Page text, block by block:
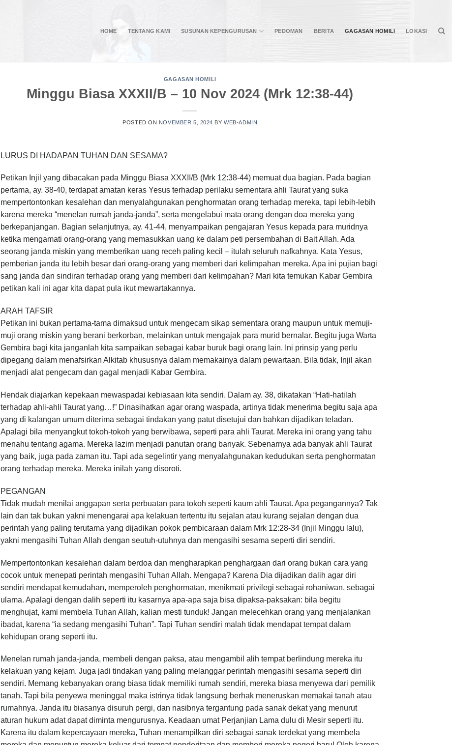
HOME TENTANG KAMI SUSUNAN KEPENGURUSAN PEDOMAN BERITA GAGASAN HOMILI LOKASI
GAGASAN HOMILI
Minggu Biasa XXXII/B – 10 Nov 2024 (Mrk 12:38-44)
POSTED ON NOVEMBER 5, 2024 BYWEB-ADMIN
LURUS DI HADAPAN TUHAN DAN SESAMA?
Petikan Injil yang dibacakan pada Minggu Biasa XXXII/B (Mrk 12:38-44) memuat dua bagian. Pada bagian
pertama, ay. 38-40, terdapat amatan keras Yesus terhadap perilaku sementara ahli Taurat yang suka
mempertontonkan kesalehan dan menyalahgunakan penghormatan orang terhadap mereka, tapi lebih-lebih
karena mereka “menelan rumah janda-janda”, serta mengelabui mata orang dengan doa mereka yang
berkepanjangan. Bagian selanjutnya, ay. 41-44, menyampaikan pengajaran Yesus kepada para muridnya
ketika mengamati orang-orang yang memasukkan uang ke dalam peti persembahan di Bait Allah. Ada
seorang janda miskin yang memberikan uang receh paling kecil – itulah seluruh nafkahnya. Kata Yesus,
pemberian janda itu lebih besar dari orang-orang yang memberi dari kelimpahan mereka. Apa ini pujian bagi
sang janda dan sindiran terhadap orang yang memberi dari kelimpahan? Mari kita temukan Kabar Gembira
petikan kali ini agar kita dapat pula ikut mewartakannya.
ARAH TAFSIR
Petikan ini bukan pertama-tama dimaksud untuk mengecam sikap sementara orang maupun untuk memuji-
muji orang miskin yang berani berkorban, melainkan untuk mengajak para murid bernalar. Begitu juga Warta
Gembira bagi kita janganlah kita sampaikan sebagai kabar buruk bagi orang lain. Ini prinsip yang perlu
dipegang dalam menafsirkan Alkitab khususnya dalam memakainya dalam pewartaan. Bila tidak, Injil akan
menjadi alat pengecam dan gagal menjadi Kabar Gembira.
Hendak diajarkan kepekaan mewaspadai kebiasaan kita sendiri. Dalam ay. 38, dikatakan “Hati-hatilah
terhadap ahli-ahli Taurat yang…!” Dinasihatkan agar orang waspada, artinya tidak menerima begitu saja apa
yang di kalangan umum diterima sebagai tindakan yang patut disetujui dan bahkan dijadikan teladan.
Apalagi bila menyangkut tokoh-tokoh yang berwibawa, seperti para ahli Taurat. Mereka ini orang yang tahu
menahu tentang agama. Mereka lazim menjadi panutan orang banyak. Sebenarnya ada banyak ahli Taurat
yang baik, juga pada zaman itu. Tapi ada segelintir yang menyalahgunakan kedudukan serta penghormatan
orang terhadap mereka. Mereka inilah yang disoroti.
PEGANGAN
Tidak mudah menilai anggapan serta perbuatan para tokoh seperti kaum ahli Taurat. Apa pegangannya? Tak
lain dan tak bukan yakni menengarai apa kelakuan tertentu itu sejalan atau kurang sejalan dengan dua
perintah yang paling terutama yang dijadikan pokok pembicaraan dalam Mrk 12:28-34 (Injil Minggu lalu),
yakni mengasihi Tuhan Allah dengan seutuh-utuhnya dan mengasihi sesama seperti diri sendiri.
Mempertontonkan kesalehan dalam berdoa dan mengharapkan penghargaan dari orang bukan cara yang
cocok untuk menepati perintah mengasihi Tuhan Allah. Mengapa? Karena Dia dijadikan dalih agar diri
sendiri mendapat kemudahan, memperoleh penghormatan, menikmati privilegi sebagai rohaniwan, sebagai
ulama. Apalagi dengan dalih seperti itu kasarnya apa-apa saja bisa dipaksa-paksakan: bila begitu
menghujat, kami membela Tuhan Allah, kalian mesti tunduk! Jangan melecehkan orang yang menjalankan
ibadat, karena “ia sedang mengasihi Tuhan”. Tapi Tuhan sendiri malah tidak mendapat tempat dalam
kehidupan orang seperti itu.
Menelan rumah janda-janda, membeli dengan paksa, atau mengambil alih tempat berlindung mereka itu
kelakuan yang kejam. Juga jadi tindakan yang paling melanggar perintah mengasihi sesama seperti diri
sendiri. Memang kebanyakan orang biasa tidak memiliki rumah sendiri, mereka biasa menyewa dari pemilik
tanah. Tapi bila penyewa meninggal maka istrinya tidak langsung berhak meneruskan memakai tanah atau
rumahnya. Janda itu biasanya disuruh pergi, dan nasibnya tergantung pada sanak dekat yang menurut
aturan hukum adat dapat diminta mengurusnya. Keadaan umat Perjanjian Lama dulu di Mesir seperti itu.
Karena itu dalam kepercayaan mereka, Tuhan menampilkan diri sebagai sanak terdekat yang membela